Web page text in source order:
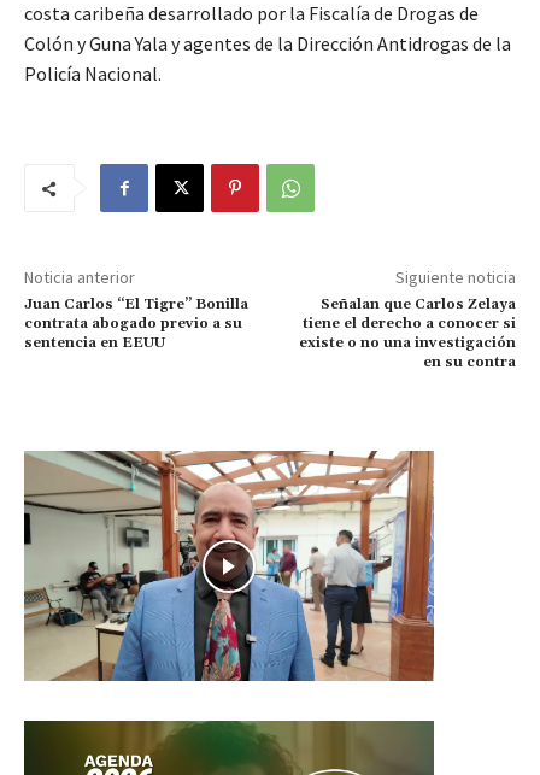
costa caribeña desarrollado por la Fiscalía de Drogas de
Colón y Guna Yala y agentes de la Dirección Antidrogas de la
Policía Nacional.
Noticia anterior
Juan Carlos “El Tigre” Bonilla
contrata abogado previo a su
sentencia en EEUU
Siguiente noticia
Señalan que Carlos Zelaya
tiene el derecho a conocer si
existe o no una investigación
en su contra